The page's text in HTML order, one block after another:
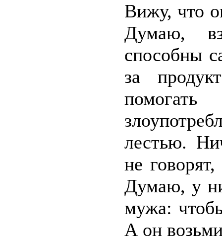
Вижу, что
Думаю,
способны
за
лестью.
не
Думаю, у
мужа:
А он